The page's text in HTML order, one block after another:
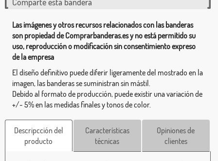
Las imágenes y otros recursos relacionados con las banderas
son propiedad de Comprarbanderas.es y no está permitido su
uso, reproducción o modificación sin consentimiento expreso
de la empresa
El diseño definitivo puede diferir ligeramente del mostrado en la
imagen, las banderas se suministran sin mástil.
Debido al formato de producción, puede existir una variación de
+/- 5% en las medidas finales y tonos de color.
Descripcción del
producto
Características
técnicas
Opiniones de
clientes